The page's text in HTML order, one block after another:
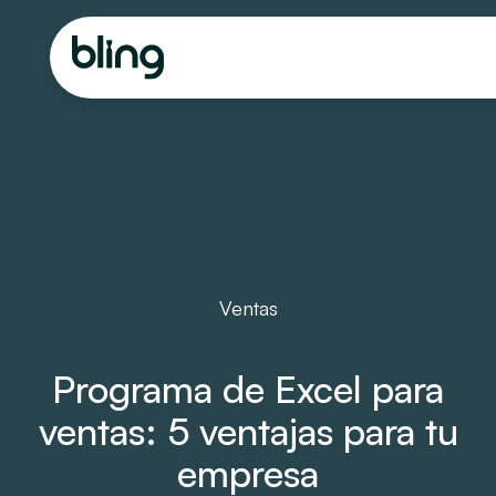
Ventas
Programa de Excel para
ventas: 5 ventajas para tu
empresa